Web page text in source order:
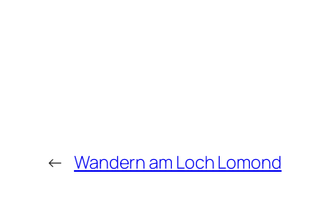
← Wandern am Loch Lomond